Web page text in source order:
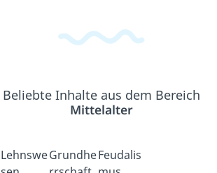
Beliebte Inhalte aus dem Bereich
Mittelalter
LehnsweGrundheFeudalis